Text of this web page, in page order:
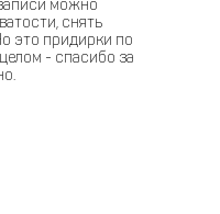
можно
снять
это придирки по
- спасибо за